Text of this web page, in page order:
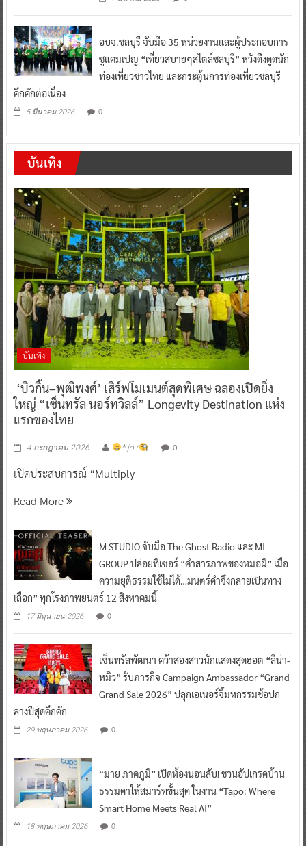
อบจ.ชลบุรี จับมือ 35 หน่วยงานและผู้ประกอบการ
ชูแคมเปญ “เที่ยวสบายๆสไตล์ชลบุรี” หวังดึงดูดนัก
ท่องเที่ยวชาวไทย และกระตุ้นการท่องเที่ยวชลบุรี
คึกคักต่อเนื่อง
5 มีนาคม 2026 0
บันเทิง
บันเทิง
‘บิวกิ้น–พุฒิพงศ์’ เสิร์ฟโมเมนต์สุดพิเศษ ฉลองเปิดยิ่ง
ใหญ่ “เซ็นทรัล นอร์ทวิลล์” Longevity Destination แห่ง
แรกของไทย
4 กรกฎาคม 2026 ^ jo ^ 0
เปิดประสบการณ์ “Multiply
Read More
M STUDIO จับมือ The Ghost Radio และ MI
GROUP ปล่อยทีเซอร์ “คำสารภาพของหมอผี” เมื่อ
ความยุติธรรมใช้ไม่ได้…มนตร์ดำจึงกลายเป็นทาง
เลือก” ทุกโรงภาพยนตร์ 12 สิงหาคมนี้
17 มิถุนายน 2026 0
เซ็นทรัลพัฒนา คว้าสองสาวนักแสดงสุดฮอต “ลีน่า-
หมิว” รับภารกิจ Campaign Ambassador “Grand
Grand Sale 2026” ปลุกเอเนอร์จี้มหกรรมช้อปก
ลางปีสุดคึกคัก
29 พฤษภาคม 2026 0
“มาย ภาคภูมิ” เปิดห้องนอนลับ! ชวนอัปเกรดบ้าน
ธรรมดาให้สมาร์ทขั้นสุด ในงาน “Tapo: Where
Smart Home Meets Real AI”
18 พฤษภาคม 2026 0